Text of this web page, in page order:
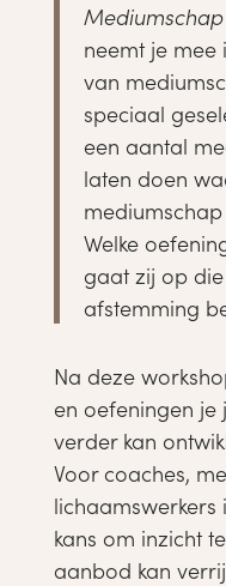
neemt je
van
speciaal
een aantal
laten doen
Welke
gaat zij op
afstemming
Na deze
en oefeningen
verder kan
Voor coaches,
lichaamswerkers
kans om inzicht
aanbod kan